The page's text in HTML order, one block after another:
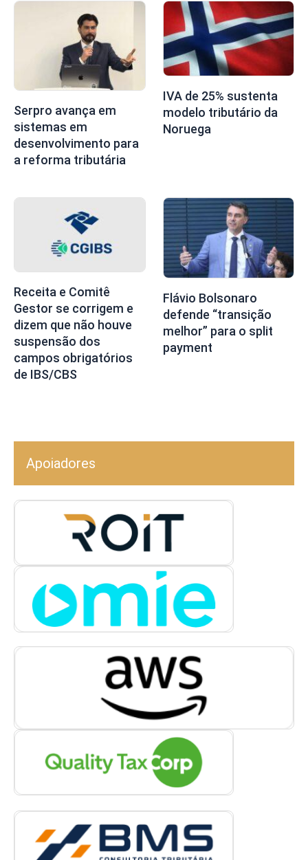
Serpro avança em
sistemas em
desenvolvimento para
a reforma tributária
IVA de 25% sustenta
modelo tributário da
Noruega
Receita e Comitê
Gestor se corrigem e
dizem que não houve
suspensão dos
campos obrigatórios
de IBS/CBS
Flávio Bolsonaro
defende “transição
melhor” para o split
payment
Apoiadores